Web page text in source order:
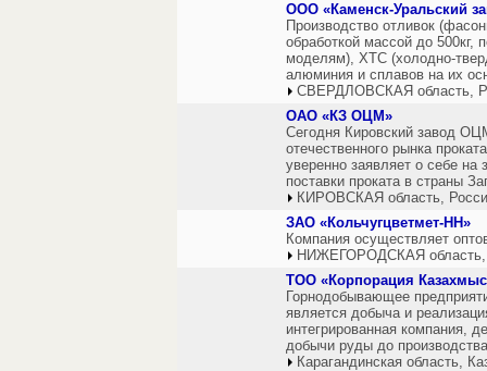
ООО «Каменск-Уральский
Производство отливок
обработкой массой до
моделям), ХТС (холодно-
алюминия и сплавов на их
СВЕРДЛОВСКАЯ область,
ОАО «КЗ ОЦМ»
Сегодня Кировский завод
отечественного рынка
уверенно заявляет о себе
поставки проката в страны
КИРОВСКАЯ область,
ЗАО «Кольчугцветмет-НН»
Компания осуществляет
НИЖЕГОРОДСКАЯ область,
ТОО «Корпорация
Горнодобывающее
является добыча и
интегрированная компания,
добычи руды до
Карагандинская область,